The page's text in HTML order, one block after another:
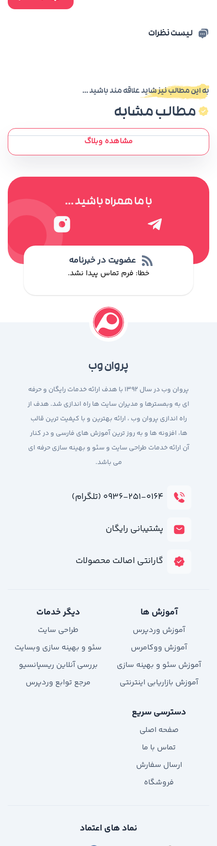
لیست نظرات
به این مطالب نیز شاید علاقه مند باشید ...
مطالب مشابه
مشاهده وبلاگ
با ما همراه باشید ...
عضویت در خبرنامه
خطا: فرم تماس پیدا نشد.
پروان وب
پروان وب در سال 1392 با هدف ارائه خدمات رایگان و حرفه
ای به وبمسترها و مدیران سایت ها راه اندازی شد. هدف از
راه اندازی پروان وب ، ارائه بهترین و با کیفیت ترین قالب
ها، افزونه ها و به روز ترین آموزش های فارسی و در کنار
آن ارائه خدمات طراحی سایت و سئو و بهینه سازی حرفه ای
می باشد.
۰۹۳۶-۲۵۱-۰۱۶۴ (تلگرام)
پشتیبانی رایگان
گارانتی اصالت محصولات
آموزش ها
آموزش وردپرس
آموزش ووکامرس
آموزش سئو و بهینه سازی
آموزش بازاریابی اینترنتی
دیگر خدمات
طراحی سایت
سئو و بهینه سازی وبسایت
بررسی آنلاین ریسپانسیو
مرجع توابع وردپرس
دسترسی سریع
صفحه اصلی
تماس با ما
ارسال سفارش
فروشگاه
نماد های اعتماد